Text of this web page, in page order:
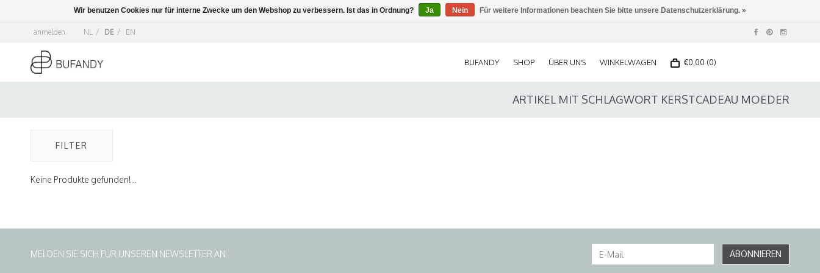
anmelden NL / DE / EN
BUFANDY SHOP ÜBER UNS WINKELWAGEN €0,00 (0)
ARTIKEL MIT SCHLAGWORT KERSTCADEAU MOEDER
FILTER
Keine Produkte gefunden!...
MELDEN SIE SICH FÜR UNSEREN NEWSLETTER AN ABONNIEREN
Wir benutzen Cookies nur für interne Zwecke um den Webshop zu verbessern. Ist das in Ordnung? Ja Nein Für weitere Informationen beachten Sie bitte unsere Datenschutzerklärung. »